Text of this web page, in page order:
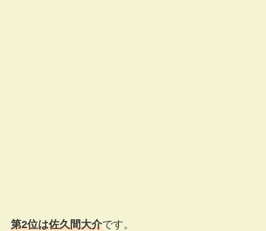
第2位は佐久間大介です。